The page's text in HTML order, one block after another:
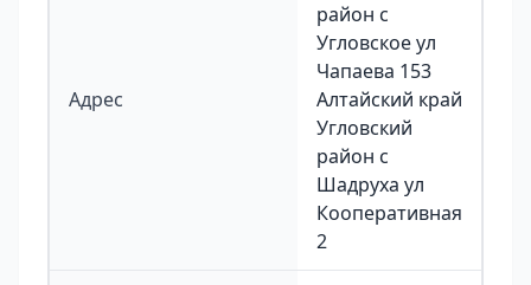
Адрес
район с
Угловское ул
Чапаева 153
Алтайский край
Угловский
район с
Шадруха ул
Кооперативная
2